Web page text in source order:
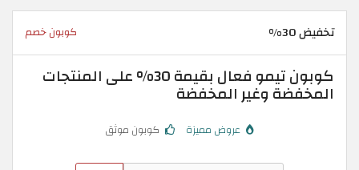
تخفيض 30% كوبون خصم
كوبون تيمو فعال بقيمة 30% على المنتجات
المخفضة وغير المخفضة
عروض مميزة كوبون موثق